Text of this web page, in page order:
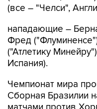
(все – "Челси",
нападающие –
Фред
("Атлетику
Испания).
Чемпионат мира
Сборная Бразилии